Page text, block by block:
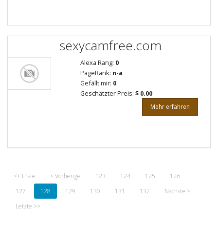
sexycamfree.com
Alexa Rang: 0
PageRank: n-a
Gefällt mir: 0
Geschätzter Preis: $ 0.00
Mehr erfahren
<< Erste < Vorherige 123 124 125
126
127
128 129 130 131 132
Nächste >
Letzte >>